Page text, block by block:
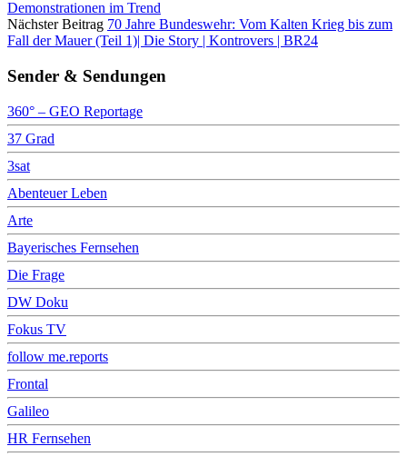
Demonstrationen im Trend
Nächster Beitrag 70 Jahre Bundeswehr: Vom Kalten Krieg bis zum
Fall der Mauer (Teil 1)| Die Story | Kontrovers | BR24
Sender & Sendungen
360° – GEO Reportage
37 Grad
3sat
Abenteuer Leben
Arte
Bayerisches Fernsehen
Die Frage
DW Doku
Fokus TV
follow me.reports
Frontal
Galileo
HR Fernsehen